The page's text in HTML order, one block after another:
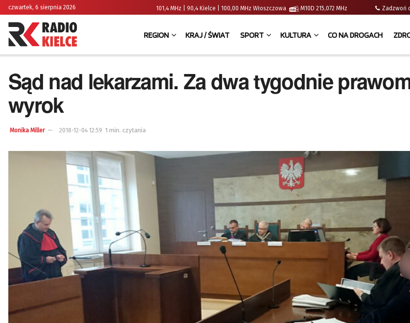
czwartek, 6 sierpnia 2026 101,4 MHz | 90,4 Kielce | 100,00 MHz Włoszczowa M10D 215,072 MHz
REGION KRAJ / ŚWIAT SPORT KULTURA CO NA DROGACH
Sąd nad lekarzami. Za dwa tygodnie
wyrok
Monika Miller 2018-12-04 12:59 1 min. czytania